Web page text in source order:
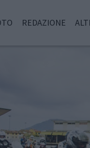
REDAZIONE